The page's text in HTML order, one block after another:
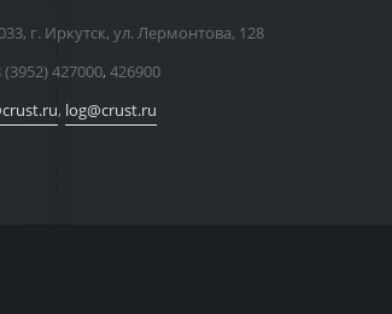
г. Иркутск, ул. Лермонтова, 128
(3952) 427000, 426900
, log@crust.ru